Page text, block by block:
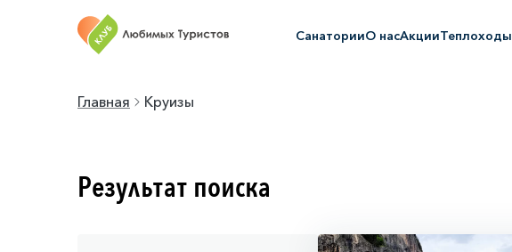
СанаторииО насАкцииТеплоходы
Главная Круизы
Результат поиска